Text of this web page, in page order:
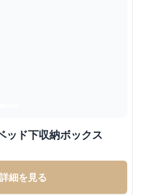
ッド下収納ボックス
細を見る